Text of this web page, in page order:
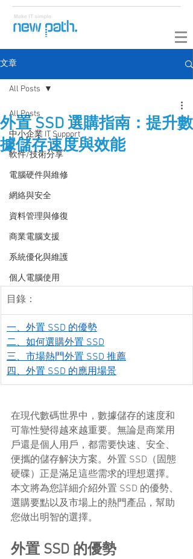
文章
All Posts
中小企業 IT Support
軟件/技術分享
電腦硬件與維修
網絡與安全
資料管理與修復
商業電腦支援
系統優化與維護
個人電腦使用
All Posts
外置 SSD 選購指南：提升數
據儲存速度與效能
目錄：
一、外置 SSD 的優勢
二、如何選購外置 SSD
三、市場熱門外置 SSD 推薦
四、外置 SSD 的應用場景
在現代數碼世界中，數據儲存的速度和
可靠性變得越來越重要。無論是商業用
戶還是個人用戶，都需要快速、安全、
便攜的儲存解決方案。外置 SSD（固態
硬碟）正是滿足這些需求的理想選擇。
本文將為您詳細介紹外置 SSD 的優勢、
選購要點以及市場上的熱門產品，幫助
您做出明智的選擇。
外置 SSD 的優勢